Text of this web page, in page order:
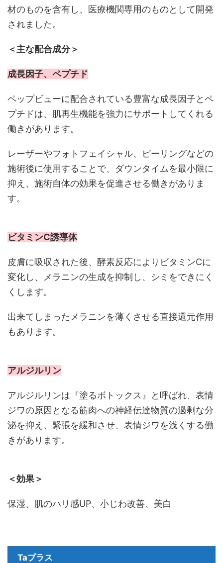
材のものを含有し、医療機関専用のものとして開発
されました。
＜主な配合成分＞
成長因子、ペプチド
ペップビューに配合されている豊富な成長因子とペ
プチドは、肌再生機能を強力にサポートしてくれる
働きがあります。
レーザーやフォトフェイシャル、ピーリングなどの
施術後に使用することで、ダウンタイムを最小限に
抑え、施術自体の効果を促進させる働きがありま
す。
ビタミンC誘導体
皮膚に吸収された後、酵素反応によりビタミンCに
変化し、メラニンの生成を抑制し、シミをできにく
くします。
出来てしまったメラニンを薄くさせる直接還元作用
もあります。
アルジルリン
アルジルリンは『塗るボトックス』と呼ばれ、表情
ジワの原因となる筋肉への神経伝達物質の過剰な分
泌を抑え、緊張を緩和させ、表情ジワを浅くする働
きがあります。
＜効果＞
保湿、肌のハリ感UP、小じわ改善、美白
Taプラス